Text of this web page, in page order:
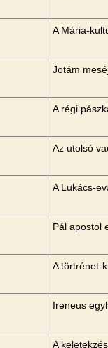
A Mária-
Jotám
A régi
Az utolsó
A Lukács-
Pál apostol
A törtrénet-
Ireneus
A